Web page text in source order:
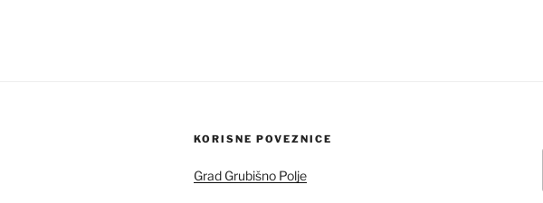
KORISNE POVEZNICE
Grad Grubišno Polje